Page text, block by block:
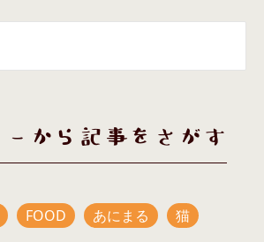
から記事をさがす
FOOD あにまる 猫